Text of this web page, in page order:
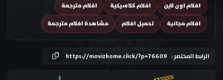
افلام اون لاين افلام كلاسيكية
افلام مترجمة
افلام مجانية
تحميل افلام مشاهدة افلام مترجمة
الرابط المختصر : https://movizhome.click/?p=76609